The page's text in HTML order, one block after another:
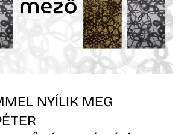
NYÍLIK MEG